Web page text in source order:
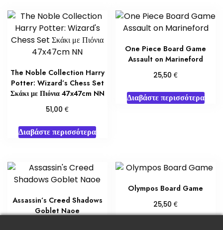
The Noble Collection Harry
Potter: Wizard’s Chess Set
Σκάκι με Πιόνια 47x47cm NN
51,00€
Διαβάστε περισσότερα
One Piece Board Game
Assault on Marineford
25,50€
Διαβάστε περισσότερα
Assassin’s Creed Shadows
Goblet Naoe
Olympos Board Game
25,50€